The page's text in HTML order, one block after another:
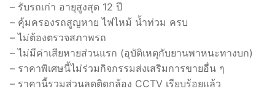
– รับรถเก่า อายุสูงสุด 12 ปี
– คุ้มครองรถสูญหาย ไฟไหม้ น้ำท่วม ครบ
– ไม่ต้องตรวจสภาพรถ
– ไม่มีค่าเสียหายส่วนแรก (อุบัติเหตุกับยานพาหนะทางบก)
– ราคาพิเศษนี้ไม่ร่วมกิจกรรมส่งเสริมการขายอื่น ๆ
– ราคานี้รวมส่วนลดติดกล้อง CCTV เรียบร้อยแล้ว